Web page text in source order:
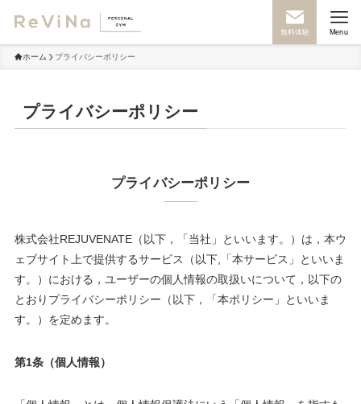
無料体験 Menu
ホーム プライバシーポリシー
プライバシーポリシー
プライバシーポリシー
株式会社REJUVENATE（以下，「当社」といいます。）は，本ウ
ェブサイト上で提供するサービス（以下,「本サービス」といいま
す。）における，ユーザーの個人情報の取扱いについて，以下の
とおりプライバシーポリシー（以下，「本ポリシー」といいま
す。）を定めます。
第1条（個人情報）